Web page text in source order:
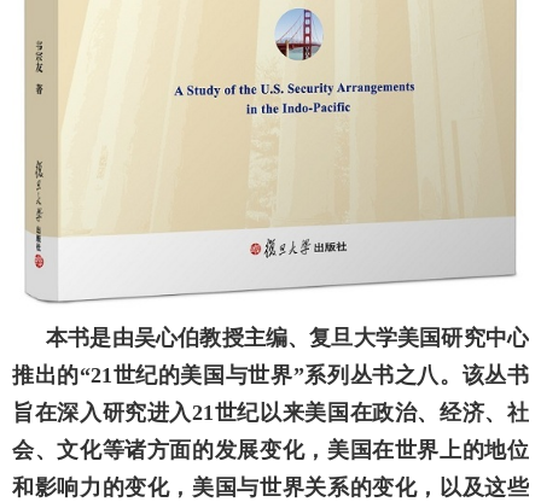
本书是由吴心伯教授主编、复旦大学美国研究中心
推出的“21世纪的美国与世界”系列丛书之八。该丛书
旨在深入研究进入21世纪以来美国在政治、经济、社
会、文化等诸方面的发展变化，美国在世界上的地位
和影响力的变化，美国与世界关系的变化，以及这些